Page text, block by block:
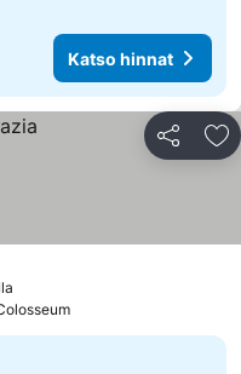
Katso hinnat
Jaa